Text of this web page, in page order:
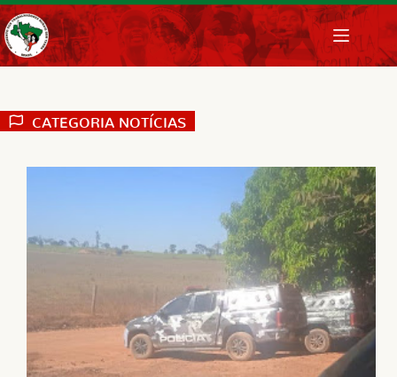
Pular
para
o
conteúdo
CATEGORIA NOTÍCIAS